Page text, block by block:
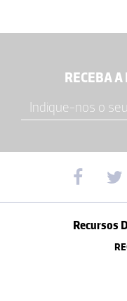
RECEBA
Recursos